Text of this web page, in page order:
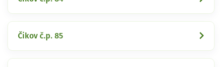
Čikov č.p. 85